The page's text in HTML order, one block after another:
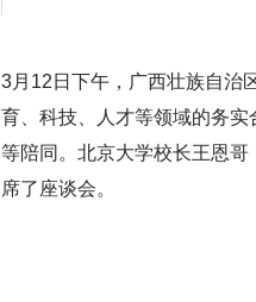
3月12日下午，广西壮族自治
育、科技、人才等领域的务
等陪同。北京大学校长王恩
席了座谈会。